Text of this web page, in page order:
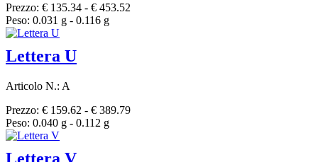
Prezzo: € 135.34 - € 453.52
Peso: 0.031 g - 0.116 g
Lettera U
Articolo N.: A
Prezzo: € 159.62 - € 389.79
Peso: 0.040 g - 0.112 g
Lettera V